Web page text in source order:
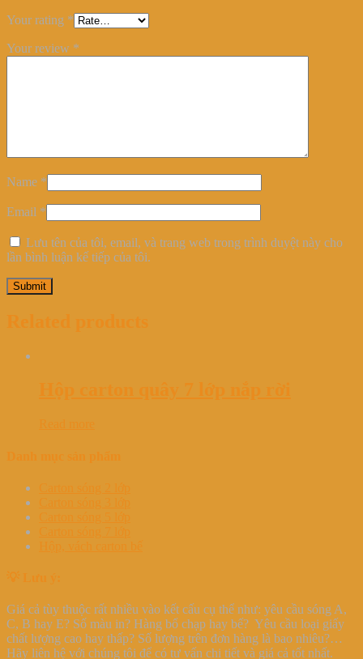
Your rating *
Your review *
Name *
Email *
Lưu tên của tôi, email, và trang web trong trình duyệt này cho
lần bình luận kế tiếp của tôi.
Giá cả tùy thuộc rất nhiều vào kết cấu cụ thể như: yêu cầu sóng A,
C, B hay E? Số màu in? Hàng bổ chạp hay bế? Yêu cầu loại giấy
chất lượng cao hay thấp? Số lượng trên đơn hàng là bao nhiêu?…
Hãy liên hệ với chúng tôi để có tư vấn chi tiết và giá cả tốt nhất.